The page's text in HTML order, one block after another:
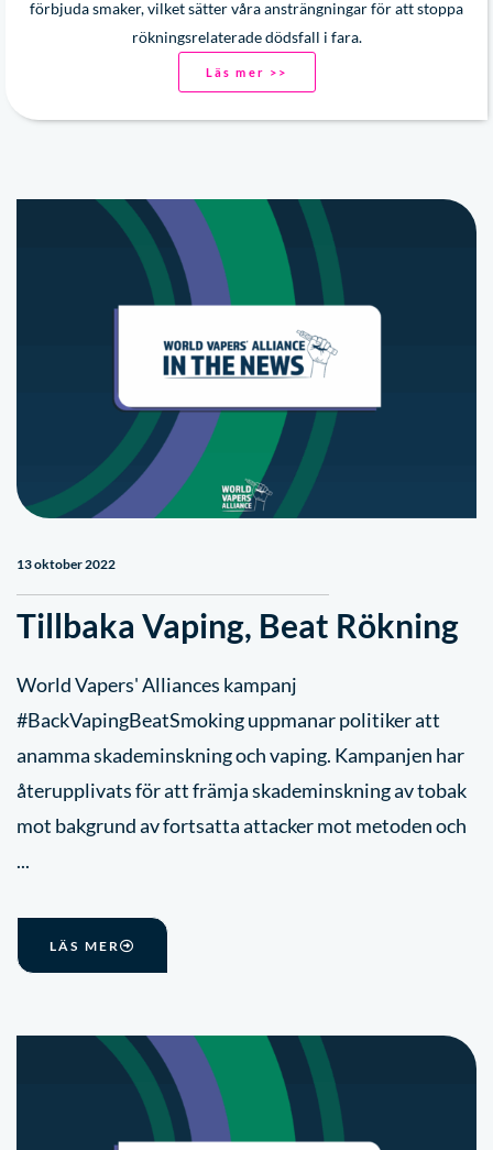
förbjuda smaker, vilket sätter våra ansträngningar för att stoppa
rökningsrelaterade dödsfall i fara.
Läs mer >>
13 oktober 2022
Tillbaka Vaping, Beat Rökning
World Vapers' Alliances kampanj
#BackVapingBeatSmoking uppmanar politiker att
anamma skademinskning och vaping. Kampanjen har
återupplivats för att främja skademinskning av tobak
mot bakgrund av fortsatta attacker mot metoden och
...
LÄS MER